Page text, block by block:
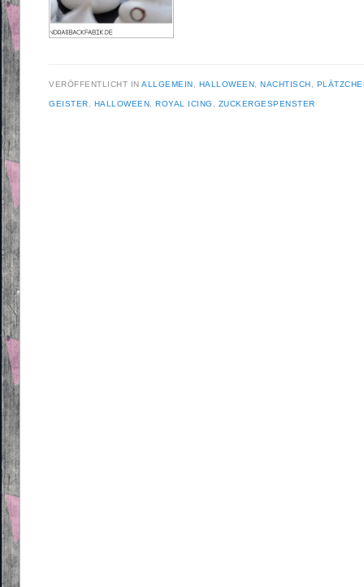
VERÖFFENTLICHT INALLGEMEIN HALLOWEEN ,NACHTISCH
GEISTER HALLOWEEN ,ROYAL ICING ZUCKERGESPENSTER